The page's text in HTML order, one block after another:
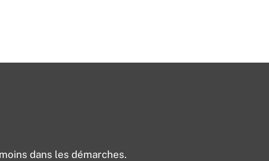
dans les démarches.